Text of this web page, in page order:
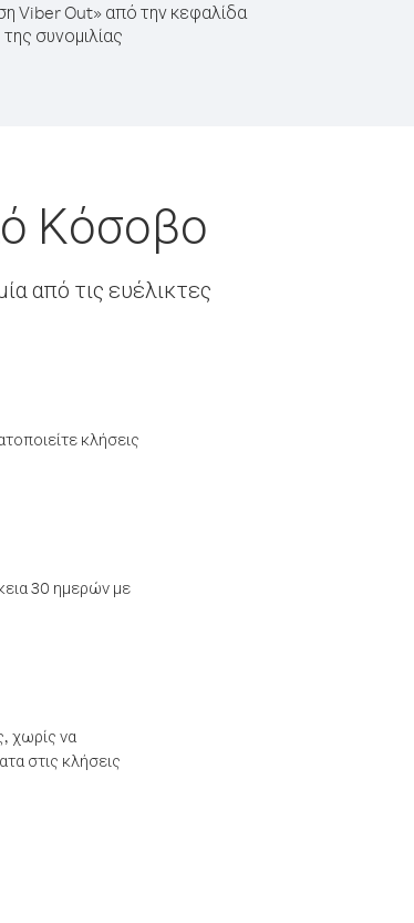
Viber Out» από την κεφαλίδα
της συνομιλίας
Κόσοβο
από τις ευέλικτες
κλήσεις
30 ημερών με
χωρίς να
στις κλήσεις